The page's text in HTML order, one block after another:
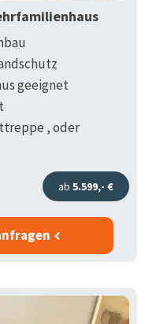
geeignet
, oder
ab 5.599,- €